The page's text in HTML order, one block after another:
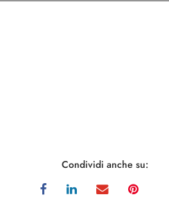
Condividi anche su: